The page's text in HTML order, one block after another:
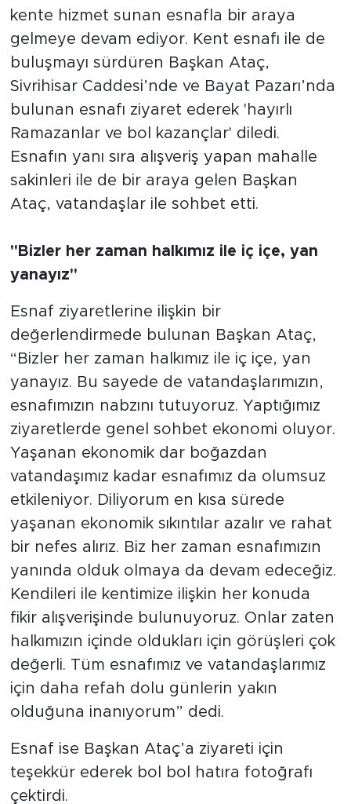
kente hizmet sunan esnafla bir araya
gelmeye devam ediyor. Kent esnafı ile de
buluşmayı sürdüren Başkan Ataç,
Sivrihisar Caddesi’nde ve Bayat Pazarı’nda
bulunan esnafı ziyaret ederek 'hayırlı
Ramazanlar ve bol kazançlar' diledi.
Esnafın yanı sıra alışveriş yapan mahalle
sakinleri ile de bir araya gelen Başkan
Ataç, vatandaşlar ile sohbet etti.
"Bizler her zaman halkımız ile iç içe, yan
yanayız"
Esnaf ziyaretlerine ilişkin bir
değerlendirmede bulunan Başkan Ataç,
“Bizler her zaman halkımız ile iç içe, yan
yanayız. Bu sayede de vatandaşlarımızın,
esnafımızın nabzını tutuyoruz. Yaptığımız
ziyaretlerde genel sohbet ekonomi oluyor.
Yaşanan ekonomik dar boğazdan
vatandaşımız kadar esnafımız da olumsuz
etkileniyor. Diliyorum en kısa sürede
yaşanan ekonomik sıkıntılar azalır ve rahat
bir nefes alırız. Biz her zaman esnafımızın
yanında olduk olmaya da devam edeceğiz.
Kendileri ile kentimize ilişkin her konuda
fikir alışverişinde bulunuyoruz. Onlar zaten
halkımızın içinde oldukları için görüşleri çok
değerli. Tüm esnafımız ve vatandaşlarımız
için daha refah dolu günlerin yakın
olduğuna inanıyorum” dedi.
Esnaf ise Başkan Ataç’a ziyareti için
teşekkür ederek bol bol hatıra fotoğrafı
çektirdi.